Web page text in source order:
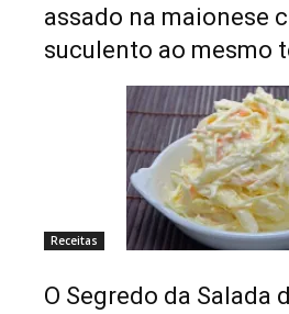
assado na maionese
suculento ao mesmo
Receitas
O Segredo da Salada